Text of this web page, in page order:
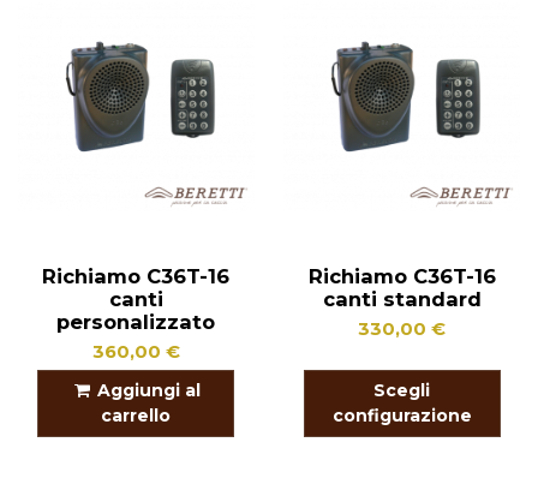
Richiamo C36T-16
canti
personalizzato
360,00 €
Aggiungi al
carrello
Richiamo C36T-16
canti standard
330,00 €
Scegli
configurazione